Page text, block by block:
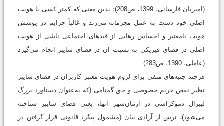
(امیریان فارسانی، 1399، ص208)؛ بدین معنی که کمتر کسی با هویت
اصلی خود دست به عمل مجرمانه می‌زند و غالباً جرایم در پوشش
هویت نامعتبر و احساس رهایی از قیدهای اجتماعی ناشی از هویت
اصلی در فضای فیزیکی به نسبت آن در فضای سایبر انجام می‌گیرد
(عاملی، 1390، ص283).
هرچند جنبه‌های منفی برای لزوم هویت معتبر کاربران در فضای سایبر
نظیر نقض حریم خصوصی و حق گمنامی (که به‌عنوان دستاورد بزرگ
لیبرال دموکراسی در آرمان‌شهر آنها، یعنی فضای سایبر شناخته
می‌شود)، ترس از آزادی بیان (مشمول پیگرد قانونی قرار گرفتن در